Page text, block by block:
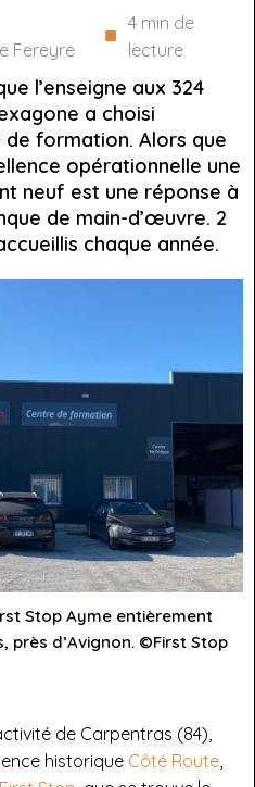
Fereyre
■ 4 min de
lecture
l’enseigne aux 324
a choisi
de formation. Alors que
opérationnelle une
neuf est une réponse à
de main-d’œuvre. 2
chaque année.
Stop Ayme entièrement
près d’Avignon. ©First Stop
de Carpentras (84),
historique Côté Route